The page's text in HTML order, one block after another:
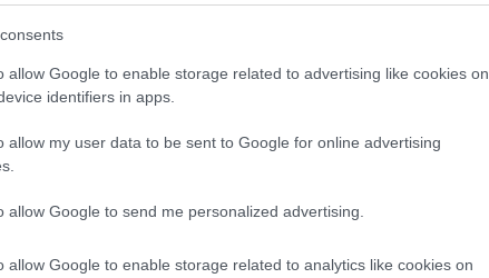
allow Google to enable storage related to advertising like cookies on
identifiers in apps.
allow my user data to be sent to Google for online advertising
allow Google to send me personalized advertising.
allow Google to enable storage related to analytics like cookies on
A fa magába szívhatja a nedvességet és
rendszeresen magas páratartalom van, például
ápolni és karbantartani. A fa ablakkeretek hosszú
szükség van ápolásra és karbantartásra. Ha
elvetemedhet és tönkremehet.
készült ablakkeretet?
érdekében fontos a rendszeres ápolás és tisztítás.
karbantartásához: